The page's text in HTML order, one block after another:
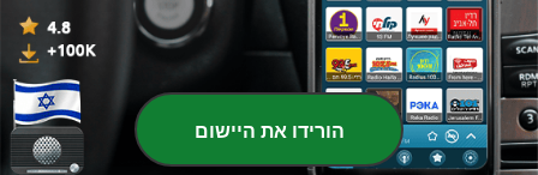
הורידו את היישום